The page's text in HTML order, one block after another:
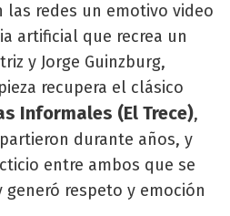
las redes un emotivo video
artificial que recrea un
y Jorge Guinzburg,
recupera el clásico
Informales (El Trece),
durante años, y
entre ambos que se
respeto y emoción